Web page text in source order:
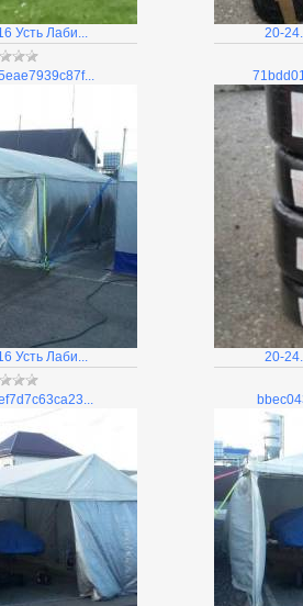
Усть Лаби... 20-
Усть Лаби... 20-